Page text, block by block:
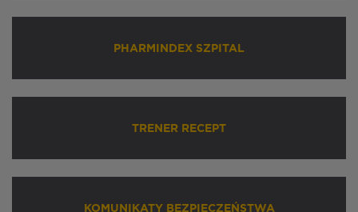
PHARMINDEX SZPITAL
TRENER RECEPT
KOMUNIKATY BEZPIECZEŃSTWA